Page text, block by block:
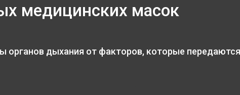
медицинских масок
органов дыхания от факторов, которые